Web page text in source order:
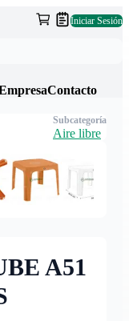
Iniciar Sesión
Contacto
A51
Subcategoría
Aire libre